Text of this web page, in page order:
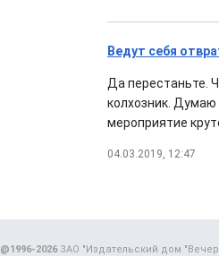
Ведут себя
Да перестаньте.
колхозник. Думаю
мероприятие
04.03.2019, 12:47
@1996-2026ЗАО "Издательский дом